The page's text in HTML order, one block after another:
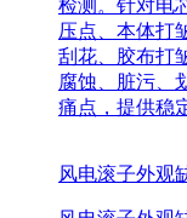
检测。针对电
压点、本体打
刮花、胶布打
腐蚀、脏污、
痛点，提供稳
风电滚子外观